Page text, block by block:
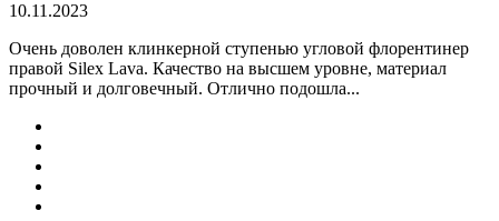
10.11.2023
Очень доволен клинкерной ступенью угловой флорентинер
правой Silex Lava. Качество на высшем уровне, материал
прочный и долговечный. Отлично подошла...